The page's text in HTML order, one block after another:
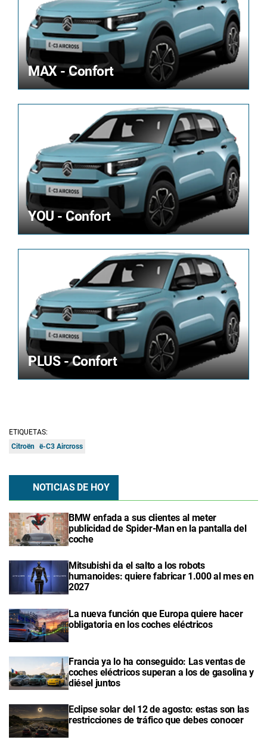
MAX - Confort
YOU - Confort
PLUS - Confort
ETIQUETAS:
Citroën
ë-C3 Aircross
NOTICIAS DE HOY
BMW enfada a sus clientes al meter
publicidad de Spider-Man en la pantalla del
coche
Mitsubishi da el salto a los robots
humanoides: quiere fabricar 1.000 al mes en
2027
La nueva función que Europa quiere hacer
obligatoria en los coches eléctricos
Francia ya lo ha conseguido: Las ventas de
coches eléctricos superan a los de gasolina y
diésel juntos
Eclipse solar del 12 de agosto: estas son las
restricciones de tráfico que debes conocer